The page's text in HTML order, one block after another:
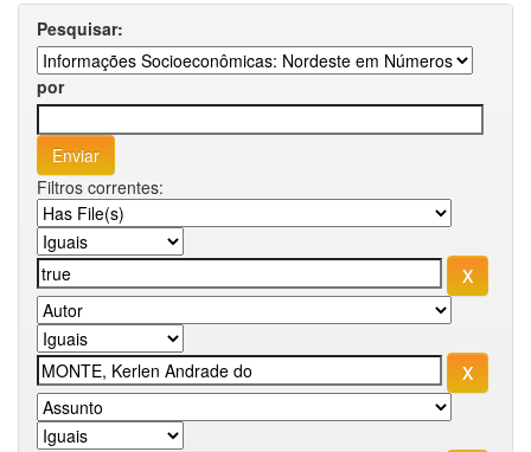
Pesquisar:
por
Filtros correntes: